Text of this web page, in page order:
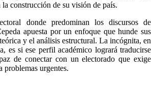
la construcción de su visión de país.
donde predominan los discursos de
apuesta por un enfoque que hunde sus
y el análisis estructural. La incógnita, en
es si ese perfil académico logrará traducirse
de conectar con un electorado que exige
problemas urgentes.